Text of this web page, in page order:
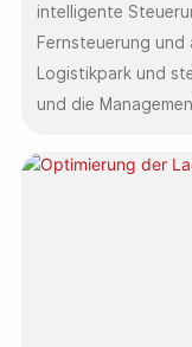
intelligente
Fernsteuerung
Logistikpark und
und die